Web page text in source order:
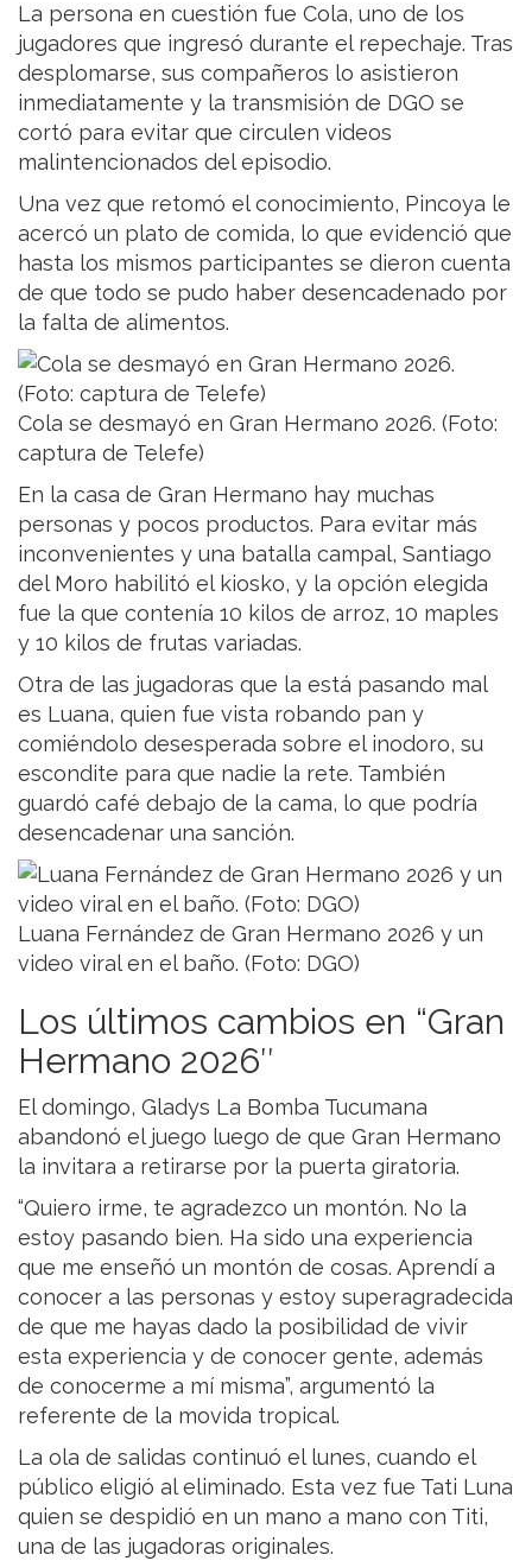
La persona en cuestión fue Cola, uno de los
jugadores que ingresó durante el repechaje. Tras
desplomarse, sus compañeros lo asistieron
inmediatamente y la transmisión de DGO se
cortó para evitar que circulen videos
malintencionados del episodio.
Una vez que retomó el conocimiento, Pincoya le
acercó un plato de comida, lo que evidenció que
hasta los mismos participantes se dieron cuenta
de que todo se pudo haber desencadenado por
la falta de alimentos.
Cola se desmayó en Gran Hermano 2026. (Foto:
captura de Telefe)
En la casa de Gran Hermano hay muchas
personas y pocos productos. Para evitar más
inconvenientes y una batalla campal, Santiago
del Moro habilitó el kiosko, y la opción elegida
fue la que contenía 10 kilos de arroz, 10 maples
y 10 kilos de frutas variadas.
Otra de las jugadoras que la está pasando mal
es Luana, quien fue vista robando pan y
comiéndolo desesperada sobre el inodoro, su
escondite para que nadie la rete. También
guardó café debajo de la cama, lo que podría
desencadenar una sanción.
Luana Fernández de Gran Hermano 2026 y un
video viral en el baño. (Foto: DGO)
Los últimos cambios en “Gran
Hermano 2026″
El domingo, Gladys La Bomba Tucumana
abandonó el juego luego de que Gran Hermano
la invitara a retirarse por la puerta giratoria.
“Quiero irme, te agradezco un montón. No la
estoy pasando bien. Ha sido una experiencia
que me enseñó un montón de cosas. Aprendí a
conocer a las personas y estoy superagradecida
de que me hayas dado la posibilidad de vivir
esta experiencia y de conocer gente, además
de conocerme a mí misma”, argumentó la
referente de la movida tropical.
La ola de salidas continuó el lunes, cuando el
público eligió al eliminado. Esta vez fue Tati Luna
quien se despidió en un mano a mano con Titi,
una de las jugadoras originales.